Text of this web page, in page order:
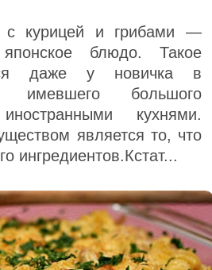
курицей и грибами —
блюдо. Такое
даже у новичка в
имевшего большого
кухнями.
является то, что
ингредиентов.Кстат...